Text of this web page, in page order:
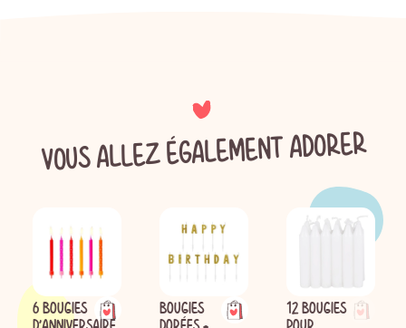
VOUS ALLEZ ÉGALEMENT ADORER
6 BOUGIES
BOUGIES
12 BOUGIES